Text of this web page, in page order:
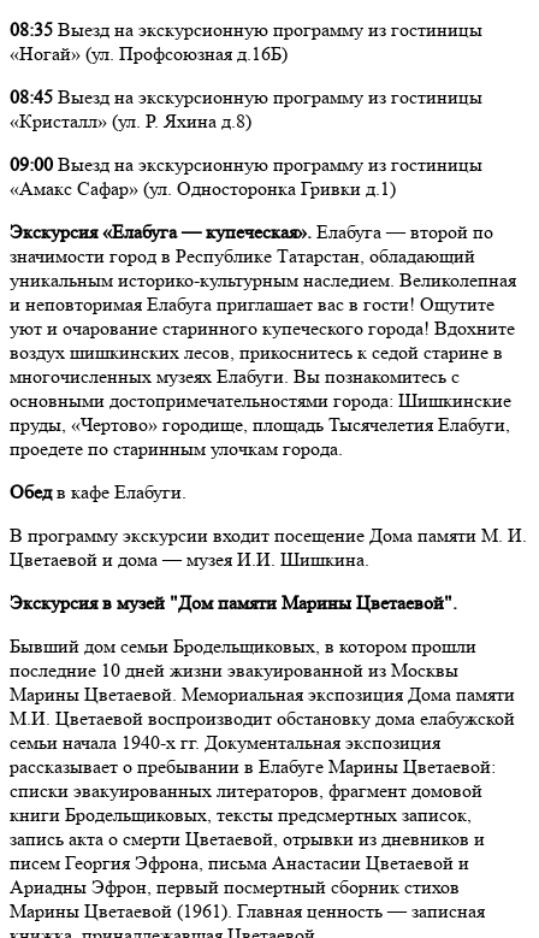
08:35 Выезд на экскурсионную программу из гостиницы
«Ногай» (ул. Профсоюзная д.16Б)
08:45 Выезд на экскурсионную программу из гостиницы
«Кристалл» (ул. Р. Яхина д.8)
09:00 Выезд на экскурсионную программу из гостиницы
«Амакс Сафар» (ул. Односторонка Гривки д.1)
Экскурсия «Елабуга — купеческая». Елабуга — второй по
значимости город в Республике Татарстан, обладающий
уникальным историко-культурным наследием. Великолепная
и неповторимая Елабуга приглашает вас в гости! Ощутите
уют и очарование старинного купеческого города! Вдохните
воздух шишкинских лесов, прикоснитесь к седой старине в
многочисленных музеях Елабуги. Вы познакомитесь с
основными достопримечательностями города: Шишкинские
пруды, «Чертово» городище, площадь Тысячелетия Елабуги,
проедете по старинным улочкам города.
Обедв кафе Елабуги.
В программу экскурсии входит посещение Дома памяти М. И.
Цветаевой и дома — музея И.И. Шишкина.
Экскурсия в музей "Дом памяти Марины Цветаевой".
Бывший дом семьи Бродельщиковых, в котором прошли
последние 10 дней жизни эвакуированной из Москвы
Марины Цветаевой. Мемориальная экспозиция Дома памяти
М.И. Цветаевой воспроизводит обстановку дома елабужской
семьи начала 1940-х гг. Документальная экспозиция
рассказывает о пребывании в Елабуге Марины Цветаевой:
списки эвакуированных литераторов, фрагмент домовой
книги Бродельщиковых, тексты предсмертных записок,
запись акта о смерти Цветаевой, отрывки из дневников и
писем Георгия Эфрона, письма Анастасии Цветаевой и
Ариадны Эфрон, первый посмертный сборник стихов
Марины Цветаевой (1961). Главная ценность — записная